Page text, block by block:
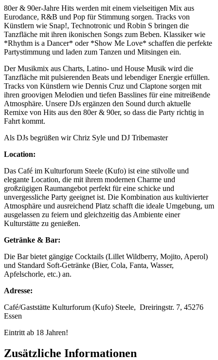
80er & 90er-Jahre Hits werden mit einem vielseitigen Mix aus
Eurodance, R&B und Pop für Stimmung sorgen. Tracks von
Künstlern wie Snap!, Technotronic und Robin S bringen die
Tanzfläche mit ihren ikonischen Songs zum Beben. Klassiker wie
*Rhythm is a Dancer* oder *Show Me Love* schaffen die perfekte
Partystimmung und laden zum Tanzen und Mitsingen ein.
Der Musikmix aus Charts, Latino- und House Musik wird die
Tanzfläche mit pulsierenden Beats und lebendiger Energie erfüllen.
Tracks von Künstlern wie Dennis Cruz und Claptone sorgen mit
ihren groovigen Melodien und tiefen Basslines für eine mitreißende
Atmosphäre. Unsere DJs ergänzen den Sound durch aktuelle
Remixe von Hits aus den 80er & 90er, so dass die Party richtig in
Fahrt kommt.
Als DJs begrüßen wir Chriz Syle und DJ Tribemaster
Location:
Das Café im Kulturforum Steele (Kufo) ist eine stilvolle und
elegante Location, die mit ihrem modernen Charme und
großzügigen Raumangebot perfekt für eine schicke und
unvergessliche Party geeignet ist. Die Kombination aus kultivierter
Atmosphäre und ausreichend Platz schafft die ideale Umgebung, um
ausgelassen zu feiern und gleichzeitig das Ambiente einer
Kulturstätte zu genießen.
Getränke & Bar:
Die Bar bietet gängige Cocktails (Lillet Wildberry, Mojito, Aperol)
und Standard Soft-Getränke (Bier, Cola, Fanta, Wasser,
Apfelschorle, etc.) an.
Adresse:
Café/Gaststätte Kulturforum (Kufo) Steele, Dreiringstr. 7, 45276
Essen
Eintritt ab 18 Jahren!
Zusätzliche Informationen